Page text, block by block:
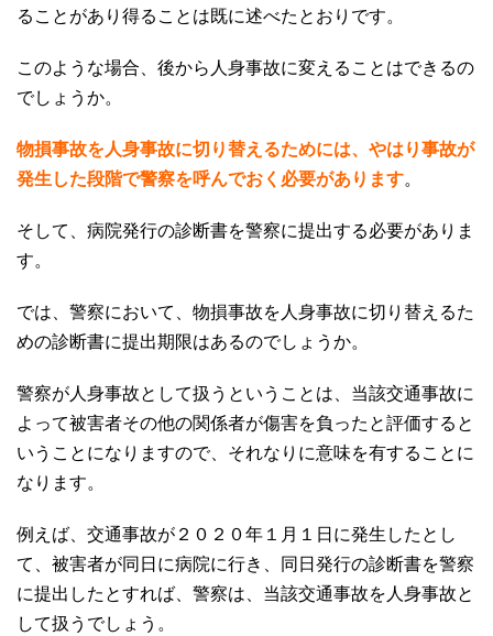
ることがあり得ることは既に述べたとおりです。
このような場合、後から人身事故に変えることはできるの
でしょうか。
物損事故を人身事故に切り替えるためには、やはり事故が
発生した段階で警察を呼んでおく必要があります。
そして、病院発行の診断書を警察に提出する必要がありま
す。
では、警察において、物損事故を人身事故に切り替えるた
めの診断書に提出期限はあるのでしょうか。
警察が人身事故として扱うということは、当該交通事故に
よって被害者その他の関係者が傷害を負ったと評価すると
いうことになりますので、それなりに意味を有することに
なります。
例えば、交通事故が２０２０年１月１日に発生したとし
て、被害者が同日に病院に行き、同日発行の診断書を警察
に提出したとすれば、警察は、当該交通事故を人身事故と
して扱うでしょう。